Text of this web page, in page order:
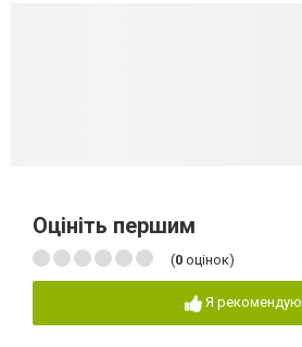
Оцініть першим
(0 оцінок)
Я рекомендую